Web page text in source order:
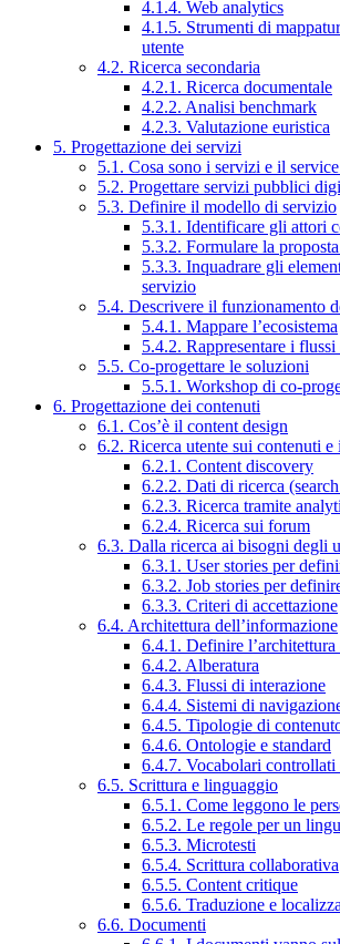
4.1.4. Web analytics
4.1.5. Strumenti di
utente
4.2. Ricerca secondaria
4.2.1. Ricerca documentale
4.2.2. Analisi benchmark
4.2.3. Valutazione euristica
5. Progettazione dei servizi
5.1. Cosa sono i servizi e il
5.2. Progettare servizi pubblici
5.3. Definire il modello di servizio
5.3.1. Identificare gli attori
5.3.2. Formulare la
5.3.3. Inquadrare gli
servizio
5.4. Descrivere il funzionamento
5.4.1. Mappare l’ecosistema
5.4.2. Rappresentare i
5.5. Co-progettare le soluzioni
5.5.1. Workshop di co-
6. Progettazione dei contenuti
6.1. Cos’è il content design
6.2. Ricerca utente sui contenuti
6.2.1. Content discovery
6.2.2. Dati di ricerca
6.2.3. Ricerca tramite
6.2.4. Ricerca sui forum
6.3. Dalla ricerca ai bisogni degli
6.3.1. User stories per
6.3.2. Job stories per
6.3.3. Criteri di accettazione
6.4. Architettura dell’informazione
6.4.1. Definire
6.4.2. Alberatura
6.4.3. Flussi di interazione
6.4.4. Sistemi di
6.4.5. Tipologie di
6.4.6. Ontologie e standard
6.4.7. Vocabolari controllati
6.5. Scrittura e linguaggio
6.5.1. Come leggono le
6.5.2. Le regole per un
6.5.3. Microtesti
6.5.4. Scrittura collaborativa
6.5.5. Content critique
6.5.6. Traduzione e
6.6. Documenti